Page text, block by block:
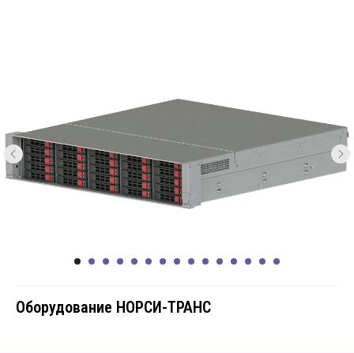
Оборудование НОРСИ-ТРАНС